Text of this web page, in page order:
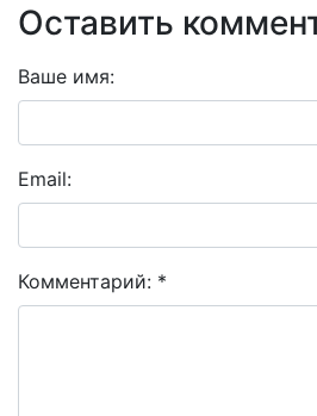
Оставить
Ваше имя:
Email:
Комментарий: *